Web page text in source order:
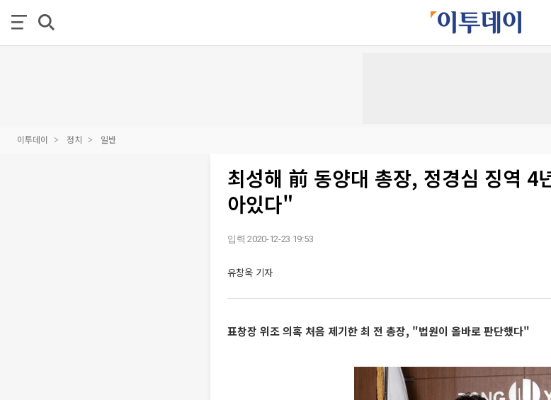
이투데이 정치 일반
최성해 前 동양대 총장, 정경심 징역 4
아있다"
입력 2020-12-23 19:53
유창욱 기자
표창장 위조 의혹 처음 제기한 최 전 총장, "법원이 올바로 판단했다"